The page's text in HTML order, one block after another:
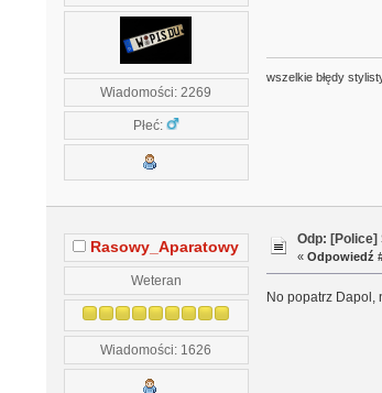
Wiadomości: 2269
Płeć:
wszelkie błędy
Rasowy_Aparatowy
Weteran
Wiadomości: 1626
Odp:
«Odpowiedź
No popatrz Dapol,